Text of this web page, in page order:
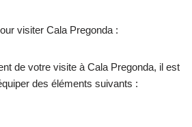
visiter Cala Pregonda :
de votre visite à Cala Pregonda, il est
des éléments suivants :